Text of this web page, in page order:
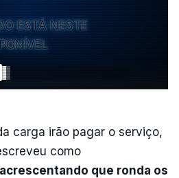
ESTÁ NESTE
carga irão pagar o serviço,
como
que ronda os